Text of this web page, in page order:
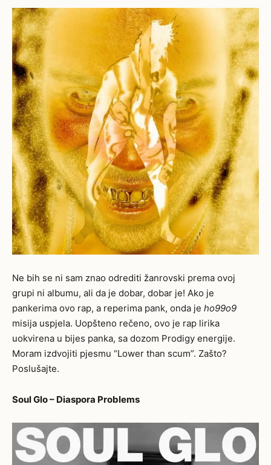
Ne bih se ni sam znao odrediti žanrovski prema ovoj
grupi ni albumu, ali da je dobar, dobar je! Ako je
pankerima ovo rap, a reperima pank, onda je ho99o9
misija uspjela. Uopšteno rečeno, ovo je rap lirika
uokvirena u bijes panka, sa dozom Prodigy energije.
Moram izdvojiti pjesmu “Lower than scum”. Zašto?
Poslušajte.
Soul Glo – Diaspora Problems